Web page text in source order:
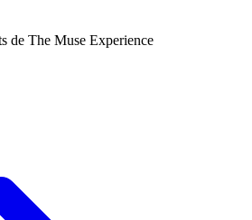
de The Muse Experience